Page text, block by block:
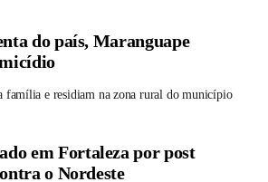
do país, Maranguape
família e residiam na zona rural do município
em Fortaleza por post
o Nordeste